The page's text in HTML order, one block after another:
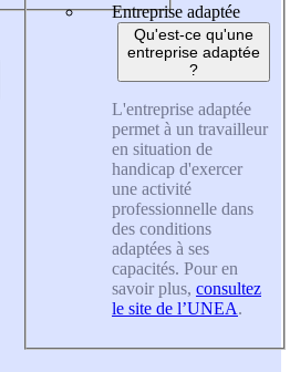
Entreprise adaptée
Qu'est-ce qu'une
entreprise adaptée
?
L'entreprise adaptée
permet à un travailleur
en situation de
handicap d'exercer
une activité
professionnelle dans
des conditions
adaptées à ses
capacités. Pour en
savoir plus, consultez
le site de l’UNEA.